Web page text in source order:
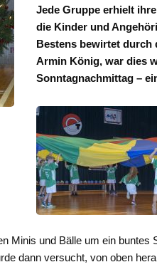
Jede Gruppe erhielt
die Kinder und
Bestens bewirtet durch
Armin König, war dies
Sonntagnachmittag –
Minis und Bälle um ein
dann versucht, von oben